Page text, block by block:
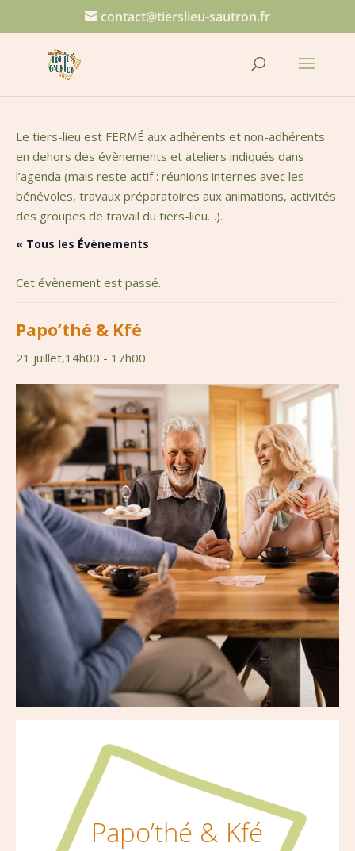
contact@tierslieu-sautron.fr
Le tiers-lieu est FERMÉ aux adhérents et non-adhérents
en dehors des évènements et ateliers indiqués dans
l’agenda (mais reste actif : réunions internes avec les
bénévoles, travaux préparatoires aux animations, activités
des groupes de travail du tiers-lieu…).
« Tous les Évènements
Cet évènement est passé.
Papo’thé & Kfé
21 juillet,14h00 - 17h00
Papo’thé & Kfé